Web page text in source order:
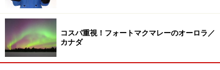
コスパ重視！フォートマクマレーのオーロラ／
カナダ